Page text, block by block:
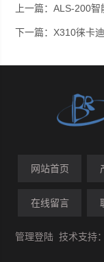
上一篇：ALS-200智能
下一篇： X310徕卡
网站首页
在线留言
管理登陆 技术支持